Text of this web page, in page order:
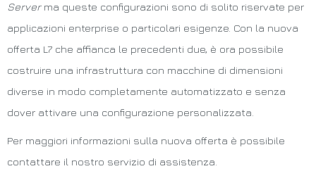
Serverma queste configurazioni sono di solito riservate per
applicazioni enterprise o particolari esigenze. Con la nuova
offerta L7 che affianca le precedenti due, è ora possibile
costruire una infrastruttura con macchine di dimensioni
diverse in modo completamente automatizzato e senza
dover attivare una configurazione personalizzata.
Per maggiori informazioni sulla nuova offerta è possibile
contattare il nostro servizio di assistenza.